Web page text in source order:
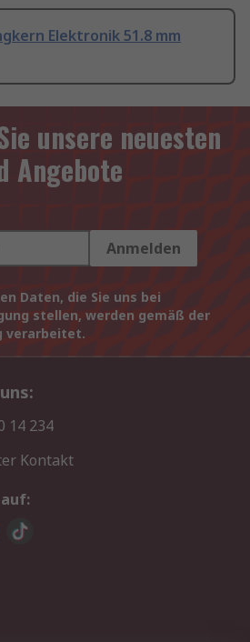
Elektronik 51.8 mm
unsere neuesten
Angebote
Anmelden
Daten, die Sie uns bei
stellen, werden gemäß der
verarbeitet.
14 234
Kontakt